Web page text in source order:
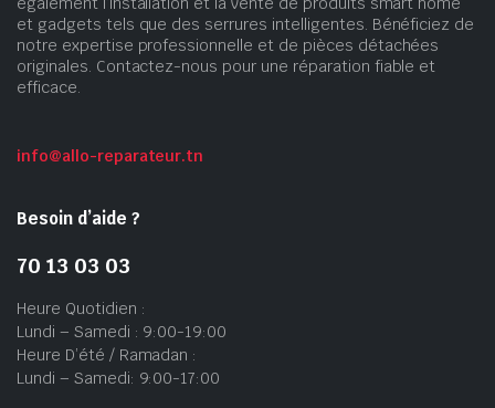
et gadgets tels que des serrures intelligentes. Bénéficiez de
notre expertise professionnelle et de pièces détachées
originales. Contactez-nous pour une réparation fiable et
efficace.
info@allo-reparateur.tn
Besoin d’aide ?
70 13 03 03
Heure Quotidien :
Lundi – Samedi : 9:00-19:00
Heure D’été / Ramadan :
Lundi – Samedi: 9:00-17:00